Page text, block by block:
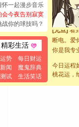
怀一起漫步音乐
会今夜告别寂寞
战你的球技吗？
彩生活
势
每日财运
闻
魔鬼辞典
试
生活笑话
[圣诞节]
如意,快
[元旦]看
断电。爱
你是我专
起；二是
离。水晶
[元旦]当
今日运程
桃花运，